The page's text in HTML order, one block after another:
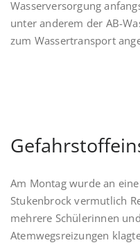
Wasserversorgung
unter anderem der AB-
zum Wassertransport
Am Montag wurde an
Stukenbrock vermutlich
mehrere Schülerinnen
Atemwegsreizungen